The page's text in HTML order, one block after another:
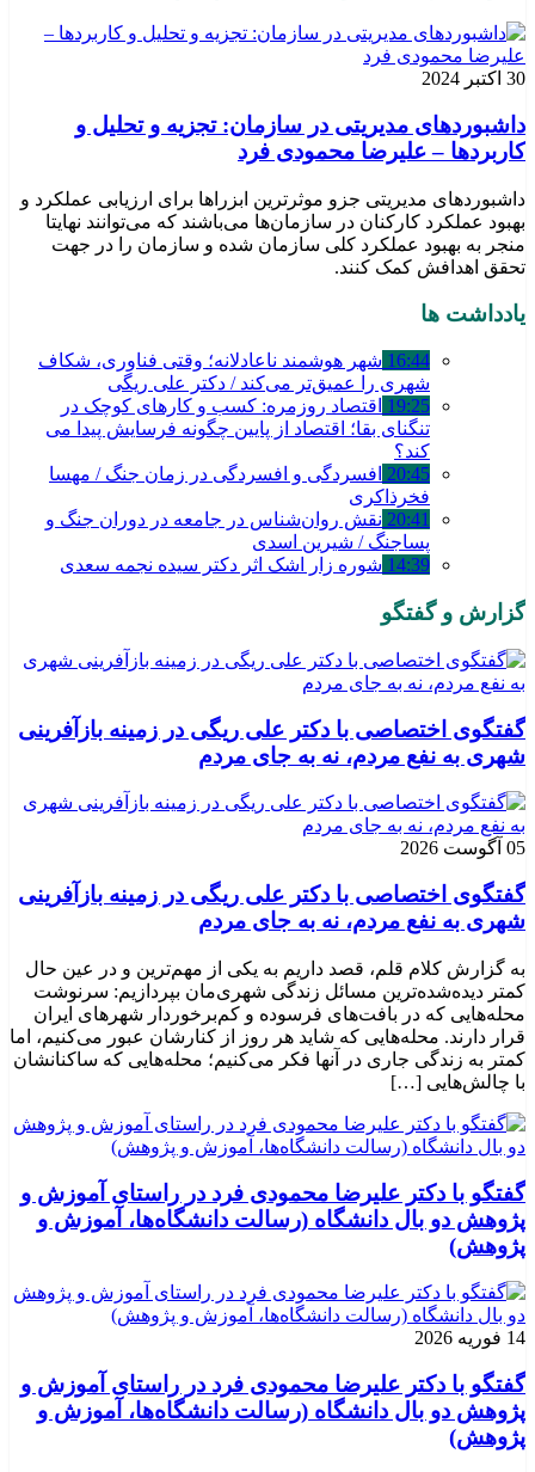
30 اکتبر 2024
داشبوردهای مدیریتی در سازمان: تجزیه و تحلیل و
کاربردها – علیرضا محمودی فرد
داشبوردهای مدیریتی جزو موثرترین ابزراها برای ارزیابی عملکرد و
بهبود عملکرد کارکنان در سازمان‌ها می‌باشند که می‌توانند نهایتا
منجر به بهبود عملکرد کلی سازمان شده و سازمان را در جهت
تحقق اهدافش کمک کنند.
یادداشت ها
16:44 شهر هوشمند ناعادلانه؛ وقتی فناوری، شکاف
شهری را عمیق‌تر می‌کند / دکتر علی ریگی
19:25 اقتصاد روزمره: کسب‌ و کارهای کوچک در
تنگنای بقا؛ اقتصاد از پایین چگونه فرسایش پیدا می
کند؟
20:45 افسردگی و افسردگی در زمان جنگ / مهسا
فخرذاکری
20:41 نقش روان‌شناس در جامعه در دوران جنگ و
پساجنگ / شیرین اسدی
14:39 شوره زار اشک اثر دکتر سیده نجمه سعدی
گزارش و گفتگو
گفتگوی اختصاصی با دکتر علی ریگی در زمینه بازآفرینی
شهری به نفع مردم، نه به جای مردم
05 آگوست 2026
گفتگوی اختصاصی با دکتر علی ریگی در زمینه بازآفرینی
شهری به نفع مردم، نه به جای مردم
به گزارش کلام قلم، قصد داریم به یکی از مهم‌ترین و در عین حال
کمتر دیده‌شده‌ترین مسائل زندگی شهری‌مان بپردازیم: سرنوشت
محله‌هایی که در بافت‌های فرسوده و کم‌برخوردار شهرهای ایران
قرار دارند. محله‌هایی که شاید هر روز از کنارشان عبور می‌کنیم، اما
کمتر به زندگی جاری در آنها فکر می‌کنیم؛ محله‌هایی که ساکنانشان
با چالش‌هایی […]
گفتگو با دکتر علیرضا محمودی فرد در راستای آموزش و
پژوهش دو بال دانشگاه (رسالت دانشگاه‌ها، آموزش و
پژوهش)
14 فوریه 2026
گفتگو با دکتر علیرضا محمودی فرد در راستای آموزش و
پژوهش دو بال دانشگاه (رسالت دانشگاه‌ها، آموزش و
پژوهش)